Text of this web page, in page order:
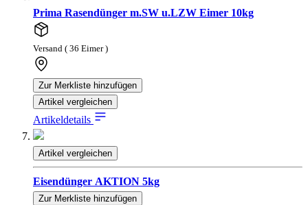
Prima Rasendünger m.SW u.LZW Eimer 10kg
Versand ( 36 Eimer )
Zur Merkliste hinzufügen
Artikel vergleichen
Artikeldetails
Artikel vergleichen
Eisendünger AKTION 5kg
Zur Merkliste hinzufügen